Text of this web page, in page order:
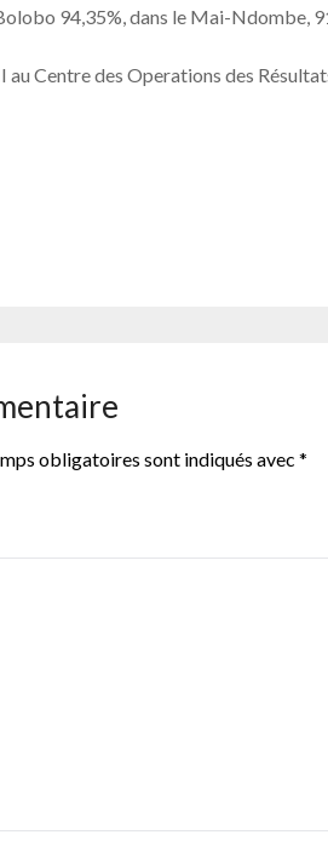
94,35%, dans le Mai-Ndombe,
Centre des Operations des
obligatoires sont indiqués avec *